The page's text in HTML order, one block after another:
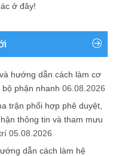
ở đây!
hướng dẫn cách làm cơ
phận nhanh 06.08.2026
trận phối hợp phê duyệt,
thông tin và tham mưu
05.08.2026
dẫn cách làm hệ